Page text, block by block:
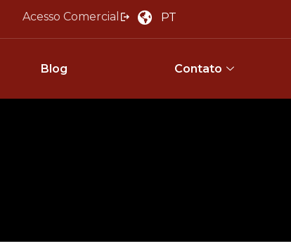
Acesso Comercial PT
Blog Contato